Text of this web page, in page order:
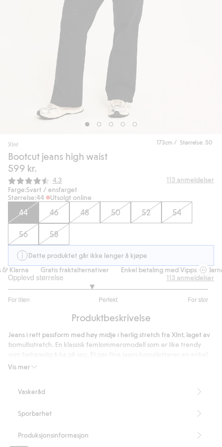
173cm / Størrelse: 50
Xlnt
Bootcut jeans high waist
599 kr.
Gjennomsnittskarakter:
4.3 113 anmeldelser
Farge:Svart / ensfarget
Størrelse:44 Utsolgt online
44 46 48 50 52 54
56 58
Dette produktet går ikke lenger å kjøpe
Klarna
Gratis fraktalternativer Enkel betaling med Vipps & Klarna
Opplevd størrelse
For liten Perfekt For stor
av
88
stemmer
113 anmeldelser
Produktbeskrivelse
Vis mer
Jeans i rett passform med høy midje i herlig stretch fra Xlnt, laget av
bomullsstretch. En klassisk femlommersmodell som er like trendy
garderobe. Større vidde over leggen.
Høy midje
Herlig stretch
Innerbenslengde 78 cm i størrelse 50
Vaskeråd
Sporbarhet
Produksjonsinformasjon